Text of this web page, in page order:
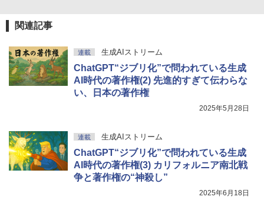
￥115,980
関連記事
連載 生成AIストリーム
ChatGPT“ジブリ化”で問われている生成
AI時代の著作権(2) 先進的すぎて伝わらな
い、日本の著作権
2025年5月28日
連載 生成AIストリーム
ChatGPT“ジブリ化”で問われている生成
AI時代の著作権(3) カリフォルニア南北戦
争と著作権の“神殺し”
2025年6月18日